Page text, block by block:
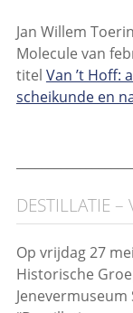
Jan Willem
Molecule van
titel Van ’t Hoff:
scheikunde en
DESTILLATIE –
Op vrijdag 27
Historische